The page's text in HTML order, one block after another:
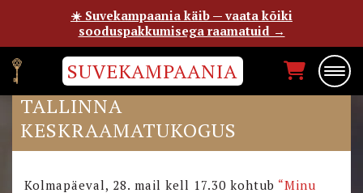
SUVEKAMPAANIA
“MINU JAKUUTIA” AUTOR
TALLINNA
KESKRAAMATUKOGUS
Kolmapäeval, 28. mail kell 17.30 kohtub “Minu
☀️ Suvekampaania käib — vaata kõiki
sooduspakkumisega raamatuid →